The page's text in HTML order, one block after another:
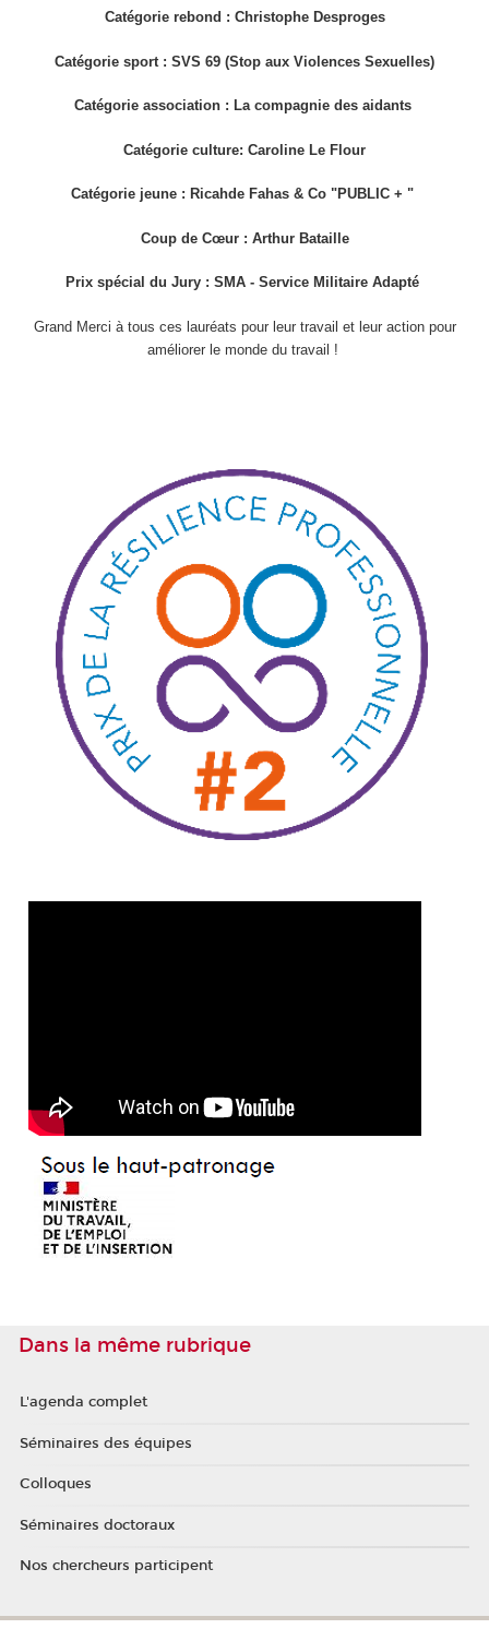
Catégorie rebond : Christophe Desproges
Catégorie sport : SVS 69 (Stop aux Violences Sexuelles)
Catégorie association : La compagnie des aidants
Catégorie culture: Caroline Le Flour
Catégorie jeune : Ricahde Fahas & Co "PUBLIC + "
Coup de Cœur : Arthur Bataille
Prix spécial du Jury : SMA - Service Militaire Adapté
Grand Merci à tous ces lauréats pour leur travail et leur action pour
améliorer le monde du travail !
Dans la même rubrique
L'agenda complet
Séminaires des équipes
Colloques
Séminaires doctoraux
Nos chercheurs participent